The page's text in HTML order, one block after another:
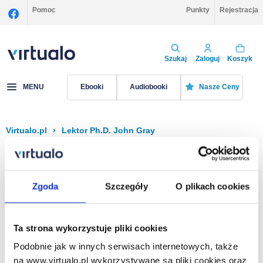
Zgoda Szczegóły O plikach cookies
Ta strona wykorzystuje pliki cookies
Podobnie jak w innych serwisach internetowych, także
na www.virtualo.pl wykorzystywane są pliki cookies oraz
Pomoc Punkty Rejestracja
Szukaj Zaloguj Koszyk
MENU Ebooki Audiobooki Nasze Ceny
Virtualo.pl › Lektor Ph.D. John Gray
Filtruj Sortuj
Na stronie